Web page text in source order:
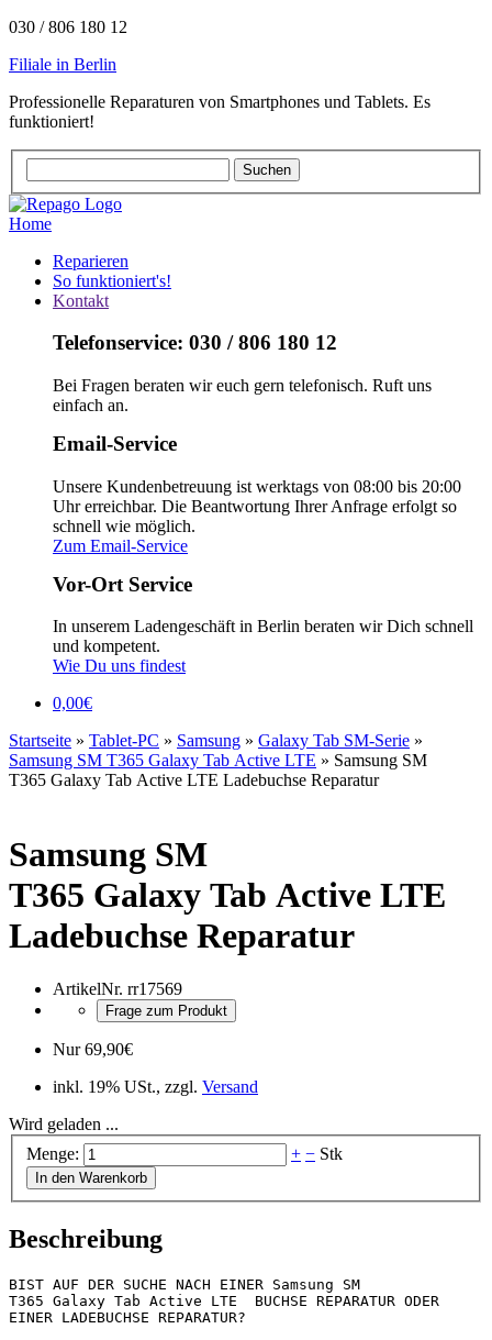
030 / 806 180 12
Filiale in Berlin
Professionelle Reparaturen von Smartphones und Tablets. Es
funktioniert!
Home
Reparieren
So funktioniert's!
Kontakt
Telefonservice: 030 / 806 180 12
Bei Fragen beraten wir euch gern telefonisch. Ruft uns
einfach an.
Email-Service
Unsere Kundenbetreuung ist werktags von 08:00 bis 20:00
Uhr erreichbar. Die Beantwortung Ihrer Anfrage erfolgt so
schnell wie möglich.
Zum Email-Service
Vor-Ort Service
In unserem Ladengeschäft in Berlin beraten wir Dich schnell
und kompetent.
Wie Du uns findest
0,00€
Startseite » Tablet-PC » Samsung » Galaxy Tab SM-Serie »
Samsung SM T365 Galaxy Tab Active LTE » Samsung SM
T365 Galaxy Tab Active LTE Ladebuchse Reparatur
Samsung SM
T365 Galaxy Tab Active LTE
Ladebuchse Reparatur
ArtikelNr. rr17569
Frage zum Produkt
Nur69,90€
inkl. 19% USt., zzgl. Versand
Wird geladen ...
Menge:
+ − Stk
In den Warenkorb
Beschreibung
BIST AUF DER SUCHE NACH EINER Samsung SM
T365 Galaxy Tab Active LTE  BUCHSE REPARATUR ODER
EINER LADEBUCHSE REPARATUR?